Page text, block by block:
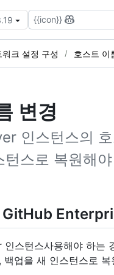
{{icon}}
워크 설정 구성 호스트 이
변경
인스턴스의
스로 복원해
GitHub
스턴스사용해야 하는
업을 새 인스턴스로